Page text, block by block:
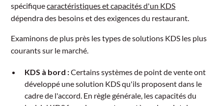
spécifiquecaractéristiques et capacités d'un KDS
dépendra des besoins et des exigences du restaurant.
Examinons de plus près les types de solutions KDS les plus
courants sur le marché.
KDS à bord :Certains systèmes de point de vente ont
développé une solution KDS qu'ils proposent dans le
cadre de l'accord. En règle générale, les capacités du